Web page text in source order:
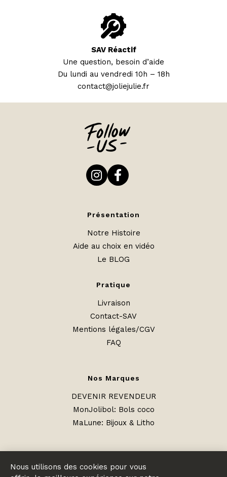
SAV Réactif
Une question, besoin d’aide
Du lundi au vendredi 10h – 18h
contact@joliejulie.fr
Présentation
Notre Histoire
Aide au choix en vidéo
Le BLOG
Pratique
Livraison
Contact-SAV
Mentions légales/CGV
FAQ
Nos Marques
DEVENIR REVENDEUR
MonJolibol: Bols coco
MaLune: Bijoux & Litho
Nous utilisons des cookies pour vous